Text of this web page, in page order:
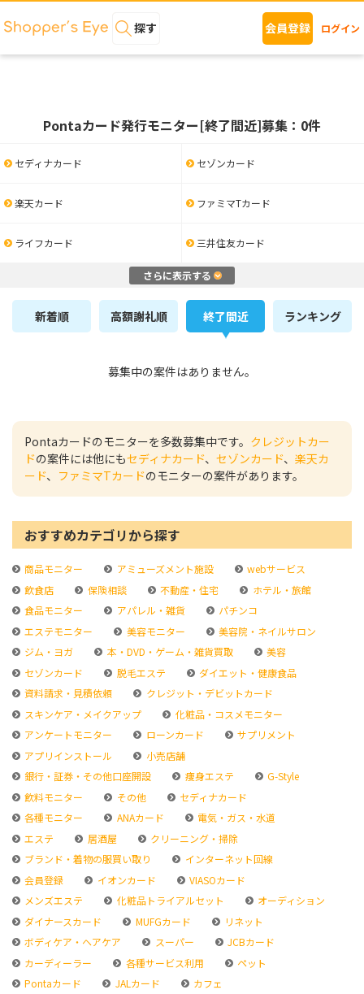
探す 会員登録 ログイン
Pontaカード発行モニター[終了間近]募集：0件
セディナカード セゾンカード
楽天カード ファミマTカード
ライフカード 三井住友カード
さらに表示する
新着順 高額謝礼順 終了間近 ランキング
募集中の案件はありません。
Pontaカードのモニターを多数募集中です。 クレジットカー
ドの案件には他にもセディナカード、 セゾンカード、 楽天カ
ード、 ファミマTカードのモニターの案件があります。
おすすめカテゴリから探す
商品モニター アミューズメント施設
webサービス
飲食店
保険相談 不動産・住宅
ホテル・旅館
食品モニター
アパレル・雑貨
パチンコ
エステモニター
美容モニター
美容院・ネイルサロン
ジム・ヨガ
本・DVD・ゲーム・雑貨買取
美容
セゾンカード
脱毛エステ
ダイエット・健康食品
資料請求・見積依頼
クレジット・デビットカード
スキンケア・メイクアップ
化粧品・コスメモニター
アンケートモニター
ローンカード
サプリメント
アプリインストール
小売店舗
銀行・証券・その他口座開設
痩身エステ
G-Style
飲料モニター
その他
セディナカード
各種モニター
ANAカード
電気・ガス・水道
エステ
居酒屋
クリーニング・掃除
ブランド・着物の服買い取り
インターネット回線
会員登録
イオンカード
VIASOカード
メンズエステ
化粧品トライアルセット
オーディション
ダイナースカード
MUFGカード
リネット
ボディケア・ヘアケア
スーパー
JCBカード
カーディーラー
各種サービス利用
ペット
Pontaカード
JALカード
カフェ